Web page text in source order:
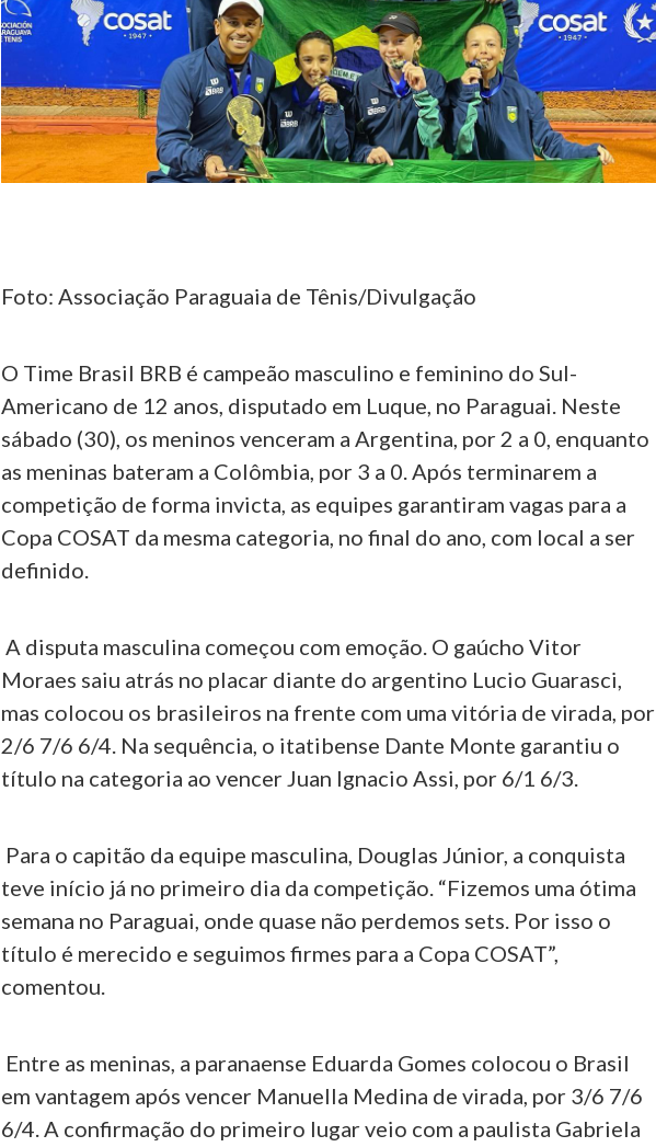
Foto: Associação Paraguaia de Tênis/Divulgação
O Time Brasil BRB é campeão masculino e feminino do Sul-
Americano de 12 anos, disputado em Luque, no Paraguai. Neste
sábado (30), os meninos venceram a Argentina, por 2 a 0, enquanto
as meninas bateram a Colômbia, por 3 a 0. Após terminarem a
competição de forma invicta, as equipes garantiram vagas para a
Copa COSAT da mesma categoria, no final do ano, com local a ser
definido.
A disputa masculina começou com emoção. O gaúcho Vitor
Moraes saiu atrás no placar diante do argentino Lucio Guarasci,
mas colocou os brasileiros na frente com uma vitória de virada, por
2/6 7/6 6/4. Na sequência, o itatibense Dante Monte garantiu o
título na categoria ao vencer Juan Ignacio Assi, por 6/1 6/3.
Para o capitão da equipe masculina, Douglas Júnior, a conquista
teve início já no primeiro dia da competição. “Fizemos uma ótima
semana no Paraguai, onde quase não perdemos sets. Por isso o
título é merecido e seguimos firmes para a Copa COSAT”,
comentou.
Entre as meninas, a paranaense Eduarda Gomes colocou o Brasil
em vantagem após vencer Manuella Medina de virada, por 3/6 7/6
6/4. A confirmação do primeiro lugar veio com a paulista Gabriela